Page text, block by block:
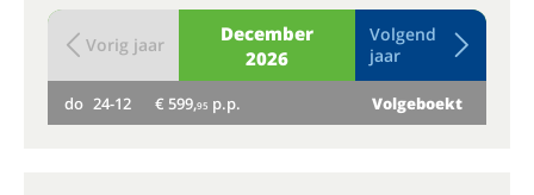
December
2026
Vorig jaar
Volgend
jaar
do 24-12 € 599,95 p.p. Volgeboekt